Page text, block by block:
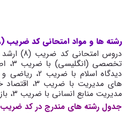
رشته ها و مواد امتحانی کد ضریب (8) ارشد مدیریت
دروس
مدیریت منابع انسانی با ضریب 3، بازاریابی با ضریب 2.